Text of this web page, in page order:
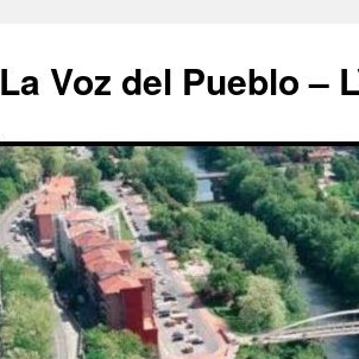
contenido
La Voz del Pueblo –